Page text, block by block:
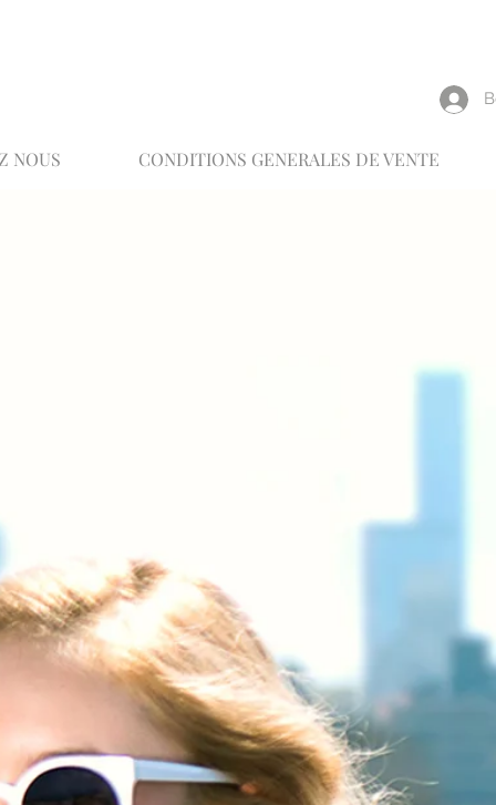
NOUS CONDITIONS GENERALES DE VENTE